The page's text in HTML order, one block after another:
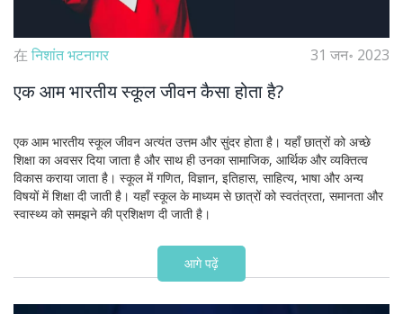
在 निशांत भटनागर 31 जन॰ 2023
एक आम भारतीय स्कूल जीवन कैसा होता है?
एक आम भारतीय स्कूल जीवन अत्यंत उत्तम और सुंदर होता है। यहाँ छात्रों को अच्छे
शिक्षा का अवसर दिया जाता है और साथ ही उनका सामाजिक, आर्थिक और व्यक्तित्व
विकास कराया जाता है। स्कूल में गणित, विज्ञान, इतिहास, साहित्य, भाषा और अन्य
विषयों में शिक्षा दी जाती है। यहाँ स्कूल के माध्यम से छात्रों को स्वतंत्रता, समानता और
स्वास्थ्य को समझने की प्रशिक्षण दी जाती है।
आगे पढ़ें